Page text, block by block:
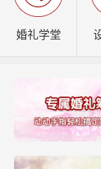
婚礼学堂